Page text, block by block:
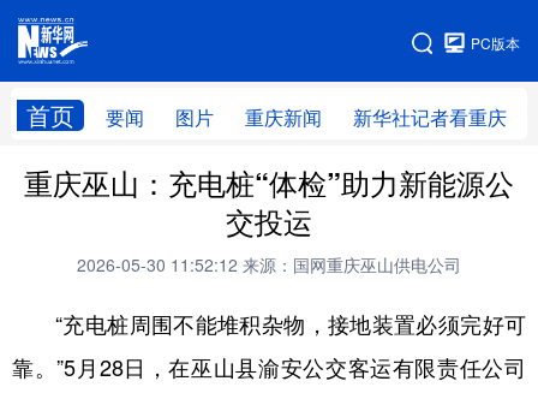
PC版本
首页 要闻 图片 重庆新闻 新华社记者看重庆
网站地图
重庆巫山：充电桩“体检”助力新能源公
交投运
2026-05-30 11:52:12 来源：国网重庆巫山供电公司
“充电桩周围不能堆积杂物，接地装置必须完好可
靠。”5月28日，在巫山县渝安公交客运有限责任公司